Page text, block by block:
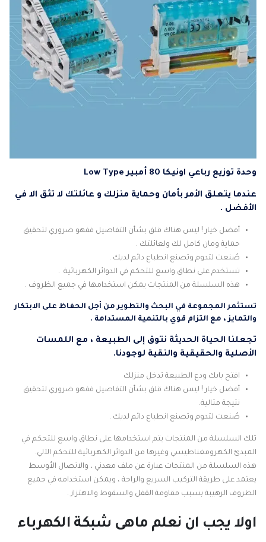
وحدة توزيع رباعي اونيكا 80 أمبير Low Type
عندما يتعلق الأمر بأمان وحماية منزلك و عائلتك لا تثق الا في
الأفضل .
أفضل خيار ! ليس هناك قلق بشأن التفاصيل ففهو ضروري لتحقيق
حماية ومان كامل لك ولعائلتك .
صُنعت لتدوم وتصنع انطباع دائم لديك .
تستخدم على نطاق واسع للتحكم في الدوائر الكهربائية .
هذه السلسلة من المنتجات يمكن استخدامها في جميع الظروف .
تستثمر المجموعة في البحث والتطوير من أجل الحفاظ على الابتكار
والتمايز ، مع التزام قوي بالتنمية المستدامة .
تجعلنا الحياة الحديثة نتوق إلى الطبيعة ، مع اللمسات
الأصلية والحقيقية والنقية لوجودنا.
افتح بابك ودع الطبيعة تدخل منزلك
أفضل خيار ! ليس هناك قلق بشأن التفاصيل ففهو ضروري لتحقيق
نتيجة مثالية.
صُنعت لتدوم وتصنع انطباع دائم لديك .
تلك السلسلة من المنتجات يتم استخدامها على نطاق واسع للتحكم في
المبدئ الكهرومغناطيسي وغيرها من الدوائر الكهربائية للتحكم الآلي.
هذه السلسلة من المنتجات عبارة عن ملف معدني ، والاتصال الأوسط
يعتمد على طريقة التركيب السريع والراحة ، ويمكن استخدامه في جميع
الظروف الرهيبة بسبب مقاومة القفل والسقوط والاهتزاز .
اولا يجب ان نعلم ماهى شبكة الكهرباء